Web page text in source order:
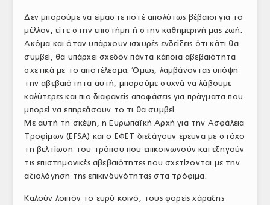
ΕΞΟΠΛΙΣΜΟΣ
ΥΠΗΡΕΣΙΕΣ
ΕΜΠΟΡΙΚΟΙ ΑΝΤΙΠΡΟΣΩΠΟΙ
ΝΟΜΟΘΕΣΙΑ
ΕΛΛΗΝΙΚΗ ΝΟΜΟΘΕΣΙΑ
ΕΥΡΩΠΑΪΚΗ ΝΟΜΟΘΕΣΙΑ
ΤΟ ΠΕΡΙΟΔΙΚΟ
Δεν μπορούμε να είμαστε ποτέ απολύτως βέβαιοι για το
μέλλον, είτε στην επιστήμη ή στην καθημερινή μας ζωή.
Ακόμα και όταν υπάρχουν ισχυρές ενδείξεις ότι κάτι θα
συμβεί, θα υπάρχει σχεδόν πάντα κάποια αβεβαιότητα
σχετικά με το αποτέλεσμα. Όμως, λαμβάνοντας υπόψη
την αβεβαιότητα αυτή, μπορούμε συχνά να λάβουμε
καλύτερες και πιο διαφανείς αποφάσεις για πράγματα που
μπορεί να επηρεάσουν το τι θα συμβεί.
Με αυτή τη σκέψη, η Ευρωπαϊκή Αρχή για την Ασφάλεια
Τροφίμων (EFSA) και ο ΕΦΕΤ διεξάγουν έρευνα με στόχο
τη βελτίωση του τρόπου που επικοινωνούν και εξηγούν
τις επιστημονικές αβεβαιότητες που σχετίζονται με την
αξιολόγηση της επικινδυνότητας στα τρόφιμα.
Καλούν λοιπόν το ευρύ κοινό, τους φορείς χάραξης